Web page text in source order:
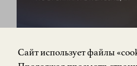
Cайт использует файлы